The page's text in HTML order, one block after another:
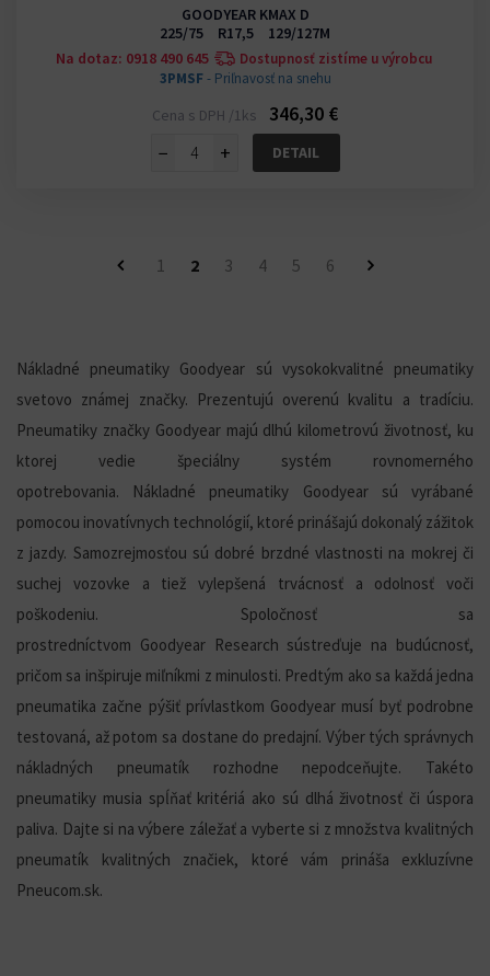
GOODYEAR KMAX D
225/75 R17,5 129/127M
Na dotaz: 0918 490 645
Dostupnosť zistíme u výrobcu
3PMSF- Priľnavosť na snehu
Cena s DPH /1ks
346,30 €
−
+ DETAIL
1 2 3 4 5 6
Nákladné pneumatiky Goodyear sú vysokokvalitné pneumatiky
svetovo známej značky. Prezentujú overenú kvalitu a tradíciu.
Pneumatiky značky Goodyearmajú dlhú kilometrovú životnosť, ku
ktorej vedie špeciálny systém rovnomerného
opotrebovania. Nákladné pneumatiky Goodyearsú vyrábané
pomocou inovatívnych technológií, ktoré prinášajú dokonalý zážitok
z jazdy. Samozrejmosťou sú dobré brzdné vlastnosti na mokrej či
suchej vozovke a tiež vylepšená trvácnosť a odolnosť voči
poškodeniu.
Spoločnosť sa
prostredníctvom Goodyear Research sústreďuje na budúcnosť,
pričom sa inšpiruje miľníkmi z minulosti. Predtým ako sa každá jedna
pneumatika začne pýšiť prívlastkom Goodyear musí byť podrobne
testovaná, až potom sa dostane do predajní. Výber tých správnych
nákladných pneumatík rozhodne nepodceňujte. Takéto
pneumatiky musia spĺňať kritériá ako sú dlhá životnosť či úspora
paliva. Dajte si na výbere záležať a vyberte si z množstva kvalitných
pneumatík kvalitných značiek, ktoré vám prináša exkluzívne
Pneucom.sk.